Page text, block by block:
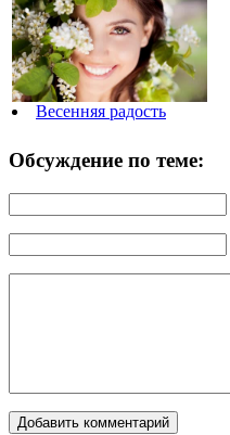
Весенняя радость
Обсуждение по теме: